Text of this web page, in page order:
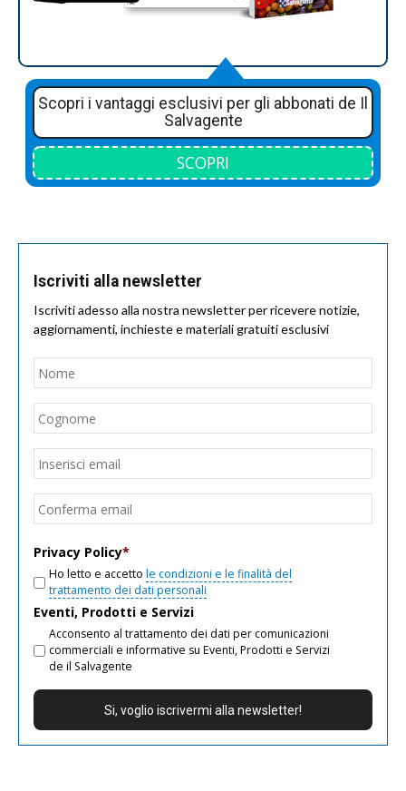
Scopri i vantaggi esclusivi per gli abbonati de Il
Salvagente
SCOPRI
Iscriviti alla newsletter
Iscriviti adesso alla nostra newsletter per ricevere notizie,
aggiornamenti, inchieste e materiali gratuiti esclusivi
Nome
Email
Privacy Policy*
Ho letto e accetto le condizioni e le finalità del
trattamento dei dati personali
Eventi, Prodotti e Servizi
Acconsento al trattamento dei dati per comunicazioni
commerciali e informative su Eventi, Prodotti e Servizi
de il Salvagente